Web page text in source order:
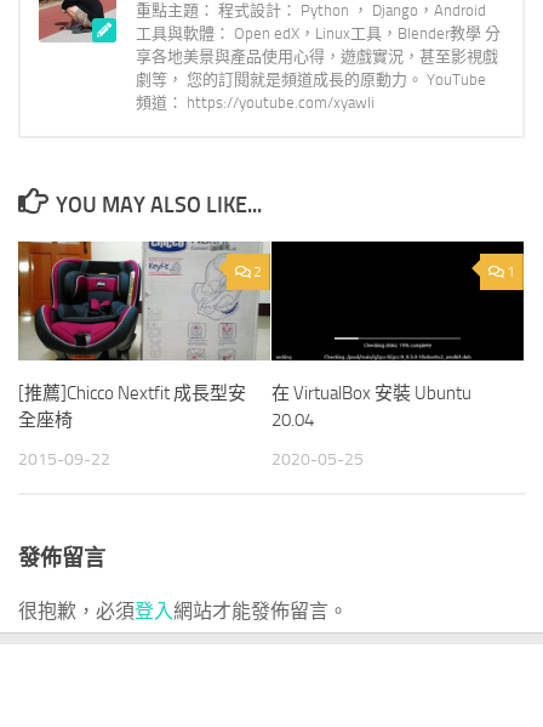
重點主題： 程式設計： Python ， Django，Android
工具與軟體： Open edX，Linux工具，Blender教學 分
享各地美景與產品使用心得，遊戲實況，甚至影視戲
劇等， 您的訂閱就是頻道成長的原動力。 YouTube
頻道： https://youtube.com/xyawli
YOU MAY ALSO LIKE...
2
[推薦]Chicco Nextfit 成長型安
全座椅
2015-09-22
1
在 VirtualBox 安裝 Ubuntu
20.04
2020-05-25
發佈留言
很抱歉，必須登入網站才能發佈留言。